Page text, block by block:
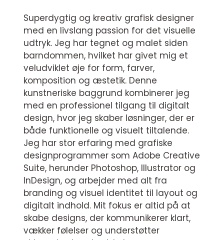
Superdygtig og kreativ grafisk designer
med en livslang passion for det visuelle
udtryk. Jeg har tegnet og malet siden
barndommen, hvilket har givet mig et
veludviklet øje for form, farver,
komposition og æstetik. Denne
kunstneriske baggrund kombinerer jeg
med en professionel tilgang til digitalt
design, hvor jeg skaber løsninger, der er
både funktionelle og visuelt tiltalende.
Jeg har stor erfaring med grafiske
designprogrammer som Adobe Creative
Suite, herunder Photoshop, Illustrator og
InDesign, og arbejder med alt fra
branding og visuel identitet til layout og
digitalt indhold. Mit fokus er altid på at
skabe designs, der kommunikerer klart,
vækker følelser og understøtter